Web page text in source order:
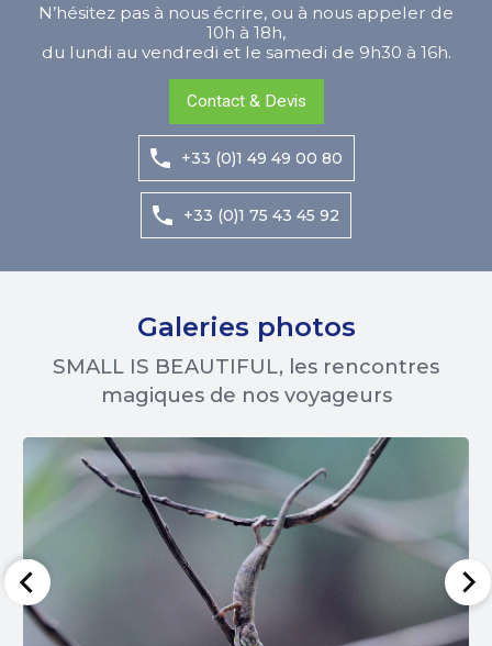
N’hésitez pas à nous écrire, ou à nous appeler de
10h à 18h,
du lundi au vendredi et le samedi de 9h30 à 16h.
Contact & Devis
+33 (0)1 49 49 00 80
+33 (0)1 75 43 45 92
Galeries photos
SMALL IS BEAUTIFUL, les rencontres
magiques de nos voyageurs